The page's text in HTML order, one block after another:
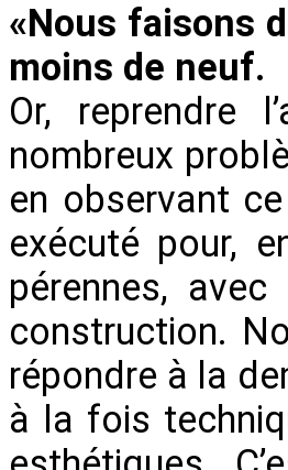
«Nous faisons
moins de neuf.
Or, reprendre
nombreux
en observant
exécuté pour,
pérennes,
construction.
répondre à la
à la fois